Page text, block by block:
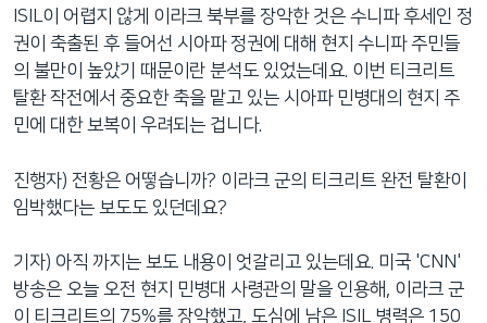
ISIL이 어렵지 않게 이라크 북부를 장악한 것은 수니파 후세인 정
권이 축출된 후 들어선 시아파 정권에 대해 현지 수니파 주민들
의 불만이 높았기 때문이란 분석도 있었는데요. 이번 티크리트
탈환 작전에서 중요한 축을 맡고 있는 시아파 민병대의 현지 주
민에 대한 보복이 우려되는 겁니다.
진행자) 전황은 어떻습니까? 이라크 군의 티크리트 완전 탈환이
임박했다는 보도도 있던데요?
기자) 아직 까지는 보도 내용이 엇갈리고 있는데요. 미국 'CNN'
방송은 오늘 오전 현지 민병대 사령관의 말을 인용해, 이라크 군
이 티크리트의 75%를 장악했고, 도심에 남은 ISIL 병력은 150